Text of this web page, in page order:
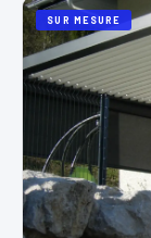
SUR MESURE